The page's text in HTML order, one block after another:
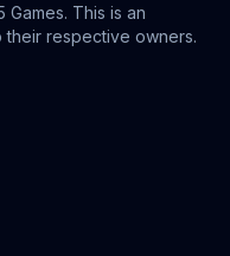
This is an
their respective owners.